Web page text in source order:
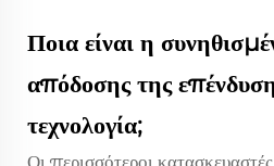
Ποια είναι η
απόδοσης της
τεχνολογία;
Οι περισσότεροι